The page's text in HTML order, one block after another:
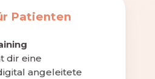
Patienten
dir eine
angeleitete